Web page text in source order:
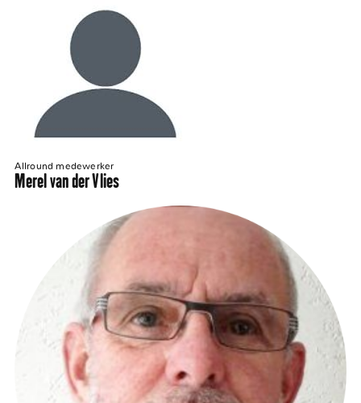
Allround medewerker
Merel van der Vlies